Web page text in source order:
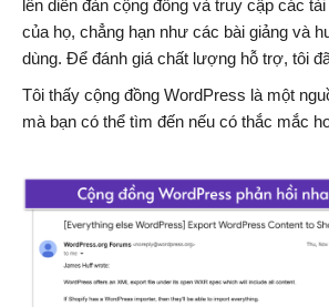
lên diễn đàn cộng đồng và truy cập các
của họ, chẳng hạn như các bài giảng và
dùng. Để đánh giá chất lượng hỗ trợ, tôi
Tôi thấy cộng đồng WordPress là một
mà bạn có thể tìm đến nếu có thắc mắc